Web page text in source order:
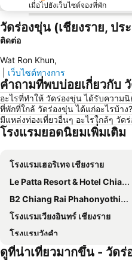
เมื่อไปยังเว็บไซต์จองที่พัก
วัดร่องขุ่น (เชียงราย, ปร
ติดต่อ
Wat Ron Khun,
เว็บไซต์ทางการ
คำถามที่พบบ่อยเกี่ยวกับ
อะไรที่ทำให้ วัดร่องขุ่น ได้รับความนิ
ที่พักที่ใกล้ วัดร่องขุ่น ได้แก่อะไรบ้าง?
มีแหล่งท่องเที่ยวอื่นๆ อะไรใกล้ๆ วัด
โรงแรมยอดนิยมเพิ่มเติม
โรงแรมเฮอริเทจ เชียงราย
Le Patta Resort & Hotel Chiang Rai
B2 Chiang Rai Phahonyothin Boutique & Budget Hotel
โรงแรมเวียงอินทร์ เชียงราย
โรงแรมวังคำ
Adchara Mansion
ดูที่น่าเที่ยวมากขึ้น - วัดร่